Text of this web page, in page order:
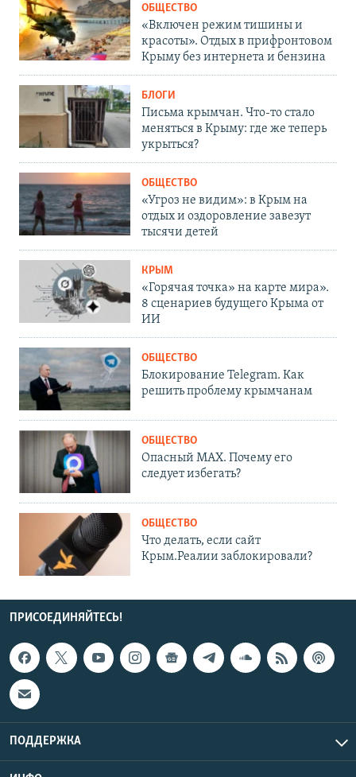
ОБЩЕСТВО
«Включен режим тишины и
красоты». Отдых в прифронтовом
Крыму без интернета и бензина
БЛОГИ
Письма крымчан. Что-то стало
меняться в Крыму: где же теперь
укрыться?
ОБЩЕСТВО
«Угроз не видим»: в Крым на
отдых и оздоровление завезут
тысячи детей
КРЫМ
«Горячая точка» на карте мира».
8 сценариев будущего Крыма от
ИИ
ОБЩЕСТВО
Блокирование Telegram. Как
решить проблему крымчанам
ОБЩЕСТВО
Опасный MAX. Почему его
следует избегать?
ОБЩЕСТВО
Что делать, если сайт
Крым.Реалии заблокировали?
ПРИСОЕДИНЯЙТЕСЬ!
ПОДДЕРЖКА